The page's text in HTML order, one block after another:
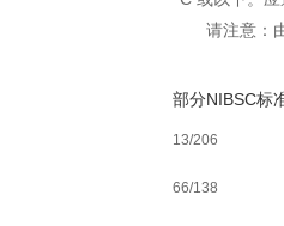
请注意：
部分NIBSC标
13/206
66/138